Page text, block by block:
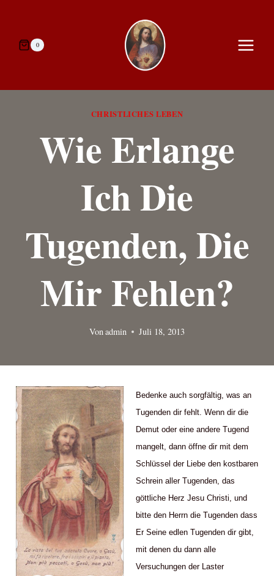
springen0
CHRISTLICHES LEBEN
Wie Erlange
Ich Die
Tugenden, Die
Mir Fehlen?
Vonadmin Juli 18, 2013
Bedenke auch sorgfältig, was an
Tugenden dir fehlt. Wenn dir die
Demut oder eine andere Tugend
mangelt, dann öffne dir mit dem
Schlüssel der Liebe den kostbaren
Schrein aller Tugenden, das
göttliche Herz Jesu Christi, und
bitte den Herrn die Tugenden dass
Er Seine edlen Tugenden dir gibt,
mit denen du dann alle
Versuchungen der Laster